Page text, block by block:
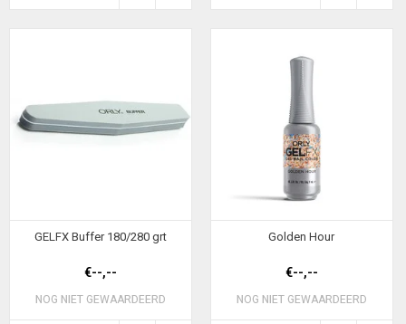
GELFX Buffer 180/280 grt
€--,--
NOG NIET GEWAARDEERD
Golden Hour
€--,--
NOG NIET GEWAARDEERD